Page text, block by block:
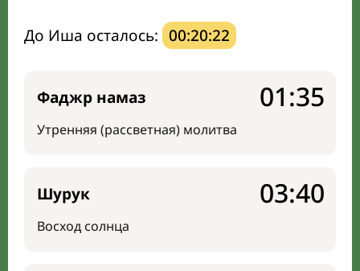
До Иша осталось: 00:20:21
Фаджр намаз
Утренняя (рассветная) молитва
01:35
Шурук
Восход солнца
03:40